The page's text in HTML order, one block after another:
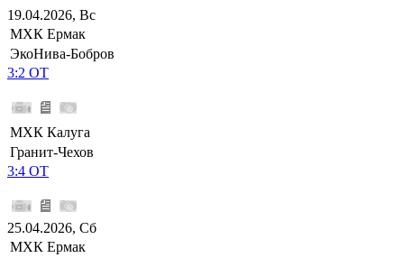
19.04.2026, Вс
МХК Ермак
ЭкоНива-Бобров
3:2 ОТ
МХК Калуга
Гранит-Чехов
3:4 ОТ
25.04.2026, Сб
МХК Ермак